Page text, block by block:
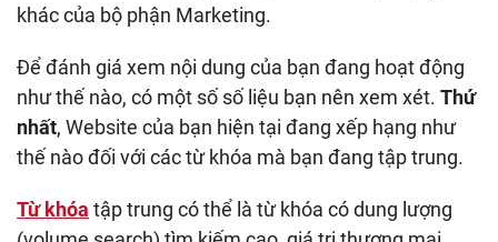
khác của bộ phận Marketing.
Để đánh giá xem nội dung của bạn đang hoạt động
như thế nào, có một số số liệu bạn nên xem xét. Thứ
nhất, Website của bạn hiện tại đang xếp hạng như
thế nào đối với các từ khóa mà bạn đang tập trung.
Từ khóa tập trung có thể là từ khóa có dung lượng